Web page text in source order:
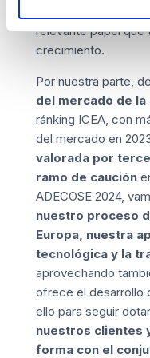
relevante papel que
crecimiento.
Por nuestra parte,
del mercado de la
ránking ICEA, con
del mercado en
valorada por
ramo de caución
ADECOSE 2024,
nuestro proceso
Europa, nuestra
tecnológicay la
aprovechando
ofrece el desarrollo
ello para seguir
nuestros clientes
forma con el